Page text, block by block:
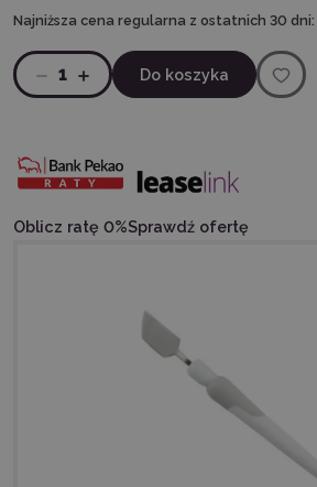
Najniższa cena regularna z ostatnich 30 dni:
1 Do koszyka
Oblicz ratę 0%Sprawdź ofertę